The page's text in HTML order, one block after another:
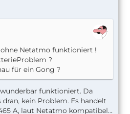
Netatmo funktioniert !
?
für ein Gong ?
funktioniert. Da
kein Problem. Es handelt
A, laut Netatmo kompatibel…